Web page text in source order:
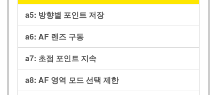
a5: 방향별 포인트 저장
a6: AF 렌즈 구동
a7: 초점 포인트 지속
a8: AF 영역 모드 선택 제한